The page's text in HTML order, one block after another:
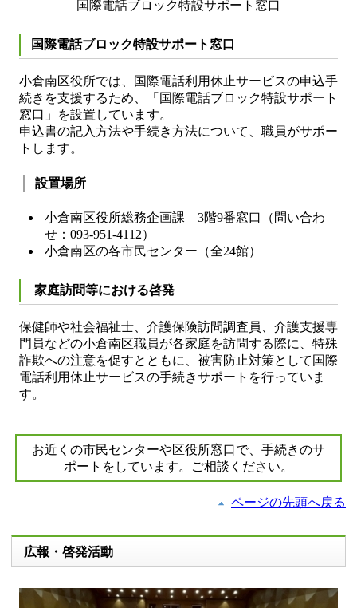
国際電話ブロック特設サポート窓口
国際電話ブロック特設サポート窓口
小倉南区役所では、国際電話利用休止サービスの申込手
続きを支援するため、「国際電話ブロック特設サポート
窓口」を設置しています。
申込書の記入方法や手続き方法について、職員がサポー
トします。
設置場所
小倉南区役所総務企画課 3階9番窓口（問い合わ
せ：093-951-4112）
小倉南区の各市民センター（全24館）
家庭訪問等における啓発
保健師や社会福祉士、介護保険訪問調査員、介護支援専
門員などの小倉南区職員が各家庭を訪問する際に、特殊
詐欺への注意を促すとともに、被害防止対策として国際
電話利用休止サービスの手続きサポートを行っていま
す。
お近くの市民センターや区役所窓口で、手続きのサ
ポートをしています。ご相談ください。
ページの先頭へ戻る
広報・啓発活動